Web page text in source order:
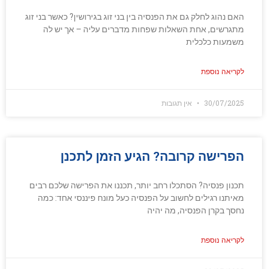
האם נהוג לחלק גם את הפנסיה בין בני זוג בגירושין? כאשר בני זוג
מתגרשים, אחת השאלות שפחות מדברים עליה – אך יש לה
משמעות כלכלית
לקריאה נוספת
30/07/2025 אין תגובות
הפרישה קרובה? הגיע הזמן לתכנן
תכנון פנסיה? הסתכלו רחב יותר, תכננו את הפרישה שלכם רבים
מאיתנו רגילים לחשוב על הפנסיה כעל מונח פיננסי אחד: כמה
נחסך בקרן הפנסיה, מה יהיה
לקריאה נוספת